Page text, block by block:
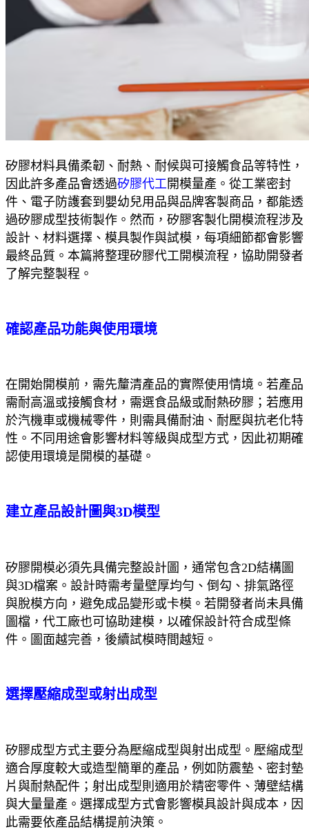
矽膠材料具備柔韌、耐熱、耐候與可接觸食品等特性，
因此許多產品會透過矽膠代工開模量產。從工業密封
件、電子防護套到嬰幼兒用品與品牌客製商品，都能透
過矽膠成型技術製作。然而，矽膠客製化開模流程涉及
設計、材料選擇、模具製作與試模，每項細節都會影響
最終品質。本篇將整理矽膠代工開模流程，協助開發者
了解完整製程。
確認產品功能與使用環境
在開始開模前，需先釐清產品的實際使用情境。若產品
需耐高溫或接觸食材，需選食品級或耐熱矽膠；若應用
於汽機車或機械零件，則需具備耐油、耐壓與抗老化特
性。不同用途會影響材料等級與成型方式，因此初期確
認使用環境是開模的基礎。
建立產品設計圖與3D模型
矽膠開模必須先具備完整設計圖，通常包含2D結構圖
與3D檔案。設計時需考量壁厚均勻、倒勾、排氣路徑
與脫模方向，避免成品變形或卡模。若開發者尚未具備
圖檔，代工廠也可協助建模，以確保設計符合成型條
件。圖面越完善，後續試模時間越短。
選擇壓縮成型或射出成型
矽膠成型方式主要分為壓縮成型與射出成型。壓縮成型
適合厚度較大或造型簡單的產品，例如防震墊、密封墊
片與耐熱配件；射出成型則適用於精密零件、薄壁結構
與大量量產。選擇成型方式會影響模具設計與成本，因
此需要依產品結構提前決策。